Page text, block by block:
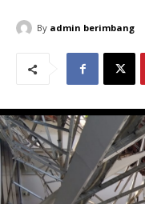
By admin berimbang